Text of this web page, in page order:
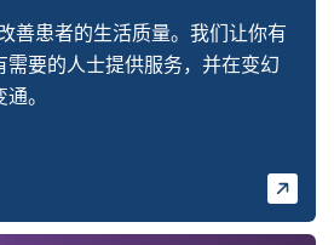
善患者的生活质量。我们让你有
要的人士提供服务，并在变幻
。